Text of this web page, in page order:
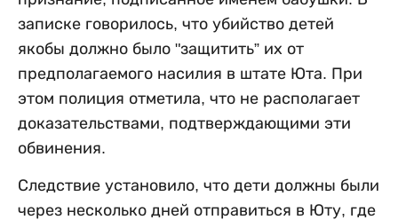
записке говорилось, что убийство детей
якобы должно было "защитить” их от
предполагаемого насилия в штате Юта. При
этом полиция отметила, что не располагает
доказательствами, подтверждающими эти
обвинения.
Следствие установило, что дети должны были
через несколько дней отправиться в Юту, где